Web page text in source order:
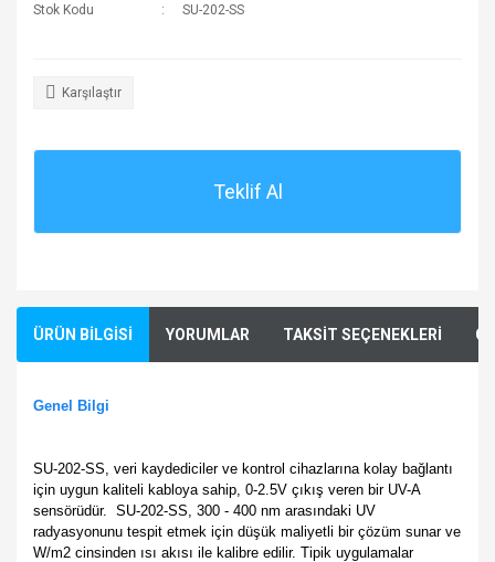
Stok Kodu
SU-202-SS
Karşılaştır
Teklif Al
ÜRÜN BİLGİSİ YORUMLAR TAKSİT SEÇENEKLERİ
Genel Bilgi
SU-202-SS, veri kaydediciler ve kontrol cihazlarına kolay bağlantı
için uygun kaliteli kabloya sahip, 0-2.5V çıkış veren bir UV-A
sensörüdür. SU-202-SS, 300 - 400 nm arasındaki UV
radyasyonunu tespit etmek için düşük maliyetli bir çözüm sunar ve
W/m2 cinsinden ısı akısı ile kalibre edilir. Tipik uygulamalar